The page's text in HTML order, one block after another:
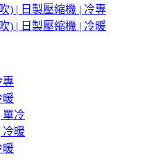
) | 日製壓縮機 | 冷專
) | 日製壓縮機 | 冷暖
專
暖
單冷
冷暖
暖